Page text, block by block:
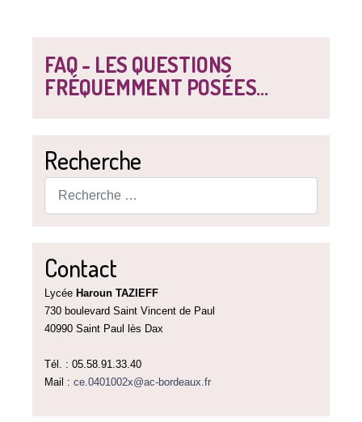
FAQ - LES QUESTIONS
FRÉQUEMMENT POSÉES...
Recherche
Contact
Lycée Haroun TAZIEFF
730 boulevard Saint Vincent de Paul
40990 Saint Paul lès Dax
Tél. : 05.58.91.33.40
Mail : ce.0401002x@ac-bordeaux.fr